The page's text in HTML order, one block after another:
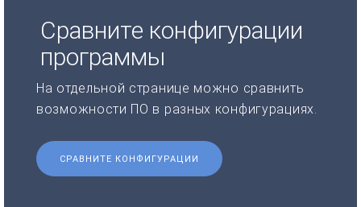
Сравните конфигурации
программы
На отдельной странице можно сравнить
возможности ПО в разных конфигурациях.
СРАВНИТЕ КОНФИГУРАЦИИ